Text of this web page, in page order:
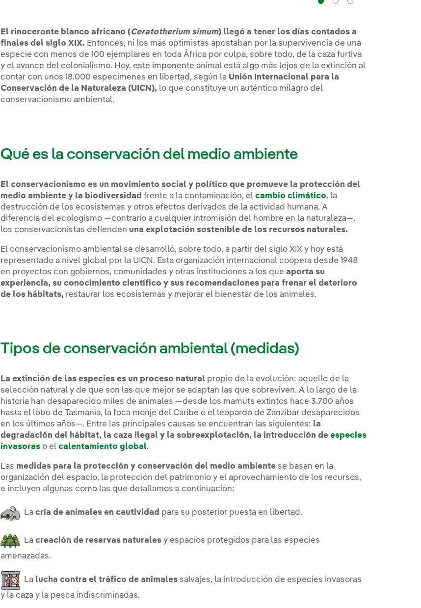
Navegación
El rinoceronte blanco africano (Ceratotherium simum) llegó a tener los días contados a
finales del siglo XIX. Entonces, ni los más optimistas apostaban por la supervivencia de una
especie con menos de 100 ejemplares en toda África por culpa, sobre todo, de la caza furtiva
y el avance del colonialismo. Hoy, este imponente animal está algo más lejos de la extinción al
contar con unos 18.000 especímenes en libertad, según la Unión Internacional para la
Conservación de la Naturaleza (UICN), lo que constituye un auténtico milagro del
conservacionismo ambiental.
Qué es la conservación del medio ambiente
El conservacionismo es un movimiento social y político que promueve la protección del
medio ambiente y la biodiversidad frente a la contaminación, elcambio climático, la
destrucción de los ecosistemas y otros efectos derivados de la actividad humana. A
diferencia del ecologismo —contrario a cualquier intromisión del hombre en la naturaleza—,
los conservacionistas defienden una explotación sostenible de los recursos naturales.
El conservacionismo ambiental se desarrolló, sobre todo, a partir del siglo XIX y hoy está
representado a nivel global por la UICN. Esta organización internacional coopera desde 1948
en proyectos con gobiernos, comunidades y otras instituciones a los queaporta su
experiencia, su conocimiento científico y sus recomendaciones para frenar el deterioro
de los hábitats, restaurar los ecosistemas y mejorar el bienestar de los animales.
Tipos de conservación ambiental (medidas)
La extinción de las especies es un proceso natural propio de la evolución: aquello de la
selección natural y de que son las que mejor se adaptan las que sobreviven. A lo largo de la
historia han desaparecido miles de animales —desde los mamuts extintos hace 3.700 años
hasta el lobo de Tasmania, la foca monje del Caribe o el leopardo de Zanzíbar desaparecidos
en los últimos años—. Entre las principales causas se encuentran las siguientes: la
degradación del hábitat, la caza ilegal y la sobreexplotación, la introducción deespecies
invasoras o elcalentamiento global.
Las medidas para la protección y conservación del medio ambiente se basan en la
organización del espacio, la protección del patrimonio y el aprovechamiento de los recursos,
e incluyen algunas como las que detallamos a continuación:
Lacría de animales en cautividad para su posterior puesta en libertad.
Lacreación de reservas naturales y espacios protegidos para las especies
amenazadas.
La lucha contra el tráfico de animales salvajes, la introducción de especies invasoras
y la caza y la pesca indiscriminadas.